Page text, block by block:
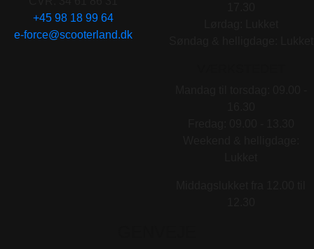
+45 98 18 99 64
e-force@scooterland.dk